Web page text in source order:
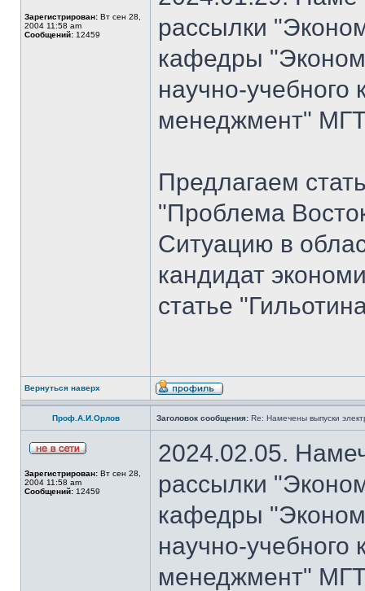
Зарегистрирован: Вт сен 28,
2004 11:58 am
Сообщений: 12459
рассылки
кафедры
научно-
менеджмент"
Предлагаем
"Проблема
Ситуацию в
кандидат
статье
Вернуться наверх
Проф.А.И.Орлов Заголовок сообщения: Re: Намечены выпуски
Зарегистрирован: Вт сен 28,
2004 11:58 am
Сообщений: 12459
2024.02.05.
рассылки
кафедры
научно-
менеджмент"